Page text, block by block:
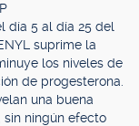
día 5 al día 25 del
suprime la
los niveles de
de progesterona.
una buena
sin ningún efecto